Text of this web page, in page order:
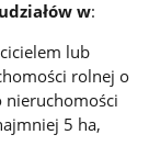
w:
lub
rolnej o
nieruchomości
5 ha,